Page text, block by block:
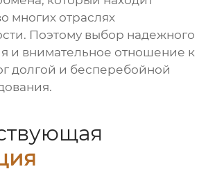
многих отраслях
Поэтому выбор надежного
и внимательное отношение к
долгой и бесперебойной